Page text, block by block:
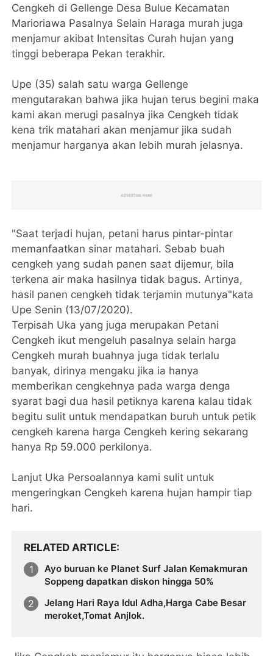
Cengkeh di Gellenge Desa Bulue Kecamatan
Marioriawa Pasalnya Selain Haraga murah juga
menjamur akibat Intensitas Curah hujan yang
tinggi beberapa Pekan terakhir.
Upe (35) salah satu warga Gellenge
mengutarakan bahwa jika hujan terus begini maka
kami akan merugi pasalnya jika Cengkeh tidak
kena trik matahari akan menjamur jika sudah
menjamur harganya akan lebih murah jelasnya.
"Saat terjadi hujan, petani harus pintar-pintar
memanfaatkan sinar matahari. Sebab buah
cengkeh yang sudah panen saat dijemur, bila
terkena air maka hasilnya tidak bagus. Artinya,
hasil panen cengkeh tidak terjamin mutunya"kata
Upe Senin (13/07/2020).
Terpisah Uka yang juga merupakan Petani
Cengkeh ikut mengeluh pasalnya selain harga
Cengkeh murah buahnya juga tidak terlalu
banyak, dirinya mengaku jika ia hanya
memberikan cengkehnya pada warga denga
syarat bagi dua hasil petiknya karena kalau tidak
begitu sulit untuk mendapatkan buruh untuk petik
cengkeh karena harga Cengkeh kering sekarang
hanya Rp 59.000 perkilonya.
Lanjut Uka Persoalannya kami sulit untuk
mengeringkan Cengkeh karena hujan hampir tiap
hari.
RELATED ARTICLE
Ayo buruan ke Planet Surf Jalan Kemakmuran
Soppeng dapatkan diskon hingga 50%
Jelang Hari Raya Idul Adha,Harga Cabe Besar
meroket,Tomat Anjlok.